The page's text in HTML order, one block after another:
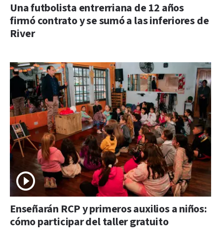
Una futbolista entrerriana de 12 años
firmó contrato y se sumó a las inferiores de
River
Enseñarán RCP y primeros auxilios a niños:
cómo participar del taller gratuito